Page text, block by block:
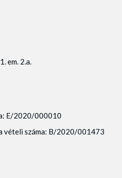
em. 2.a.
E/2020/000010
vételi száma: B/2020/001473